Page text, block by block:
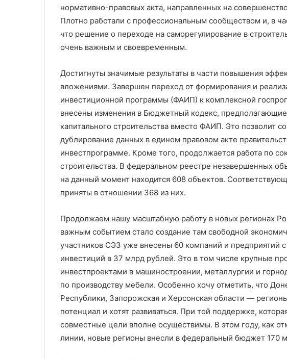
нормативно-правовых акта, направленных на
Плотно работали с профессиональным сообществом и, в
что решение о переходе на саморегулирование в
очень важным и своевременным.
Достигнуты значимые результаты в части повышения
вложениями. Завершен переход от формирования и
инвестиционной программы (ФАИП) к комплексной
внесены изменения в Бюджетный кодекс, предполагающие
капитального строительства вместо ФАИП. Это позволит
дублирование данных в едином правовом акте
инвестпрограмме. Кроме того, продолжается работа по
строительства. В федеральном реестре незавершенных
на данный момент находится 608 объектов.
приняты в отношении 368 из них.
Продолжаем нашу масштабную работу в новых регионах
важным событием стало создание там свободной
участников СЭЗ уже внесены 60 компаний и предприятий
инвестиций в 37 млрд рублей. Это в том числе крупные
инвестпроектами в машиностроении, металлургии и
по производству мебели. Особенно хочу отметить, что
Республики, Запорожская и Херсонская области —
потенциал и хотят развиваться. При той поддержке,
совместные цели вполне осуществимы. В этом году, как
линии, новые регионы внесли в федеральный бюджет 170